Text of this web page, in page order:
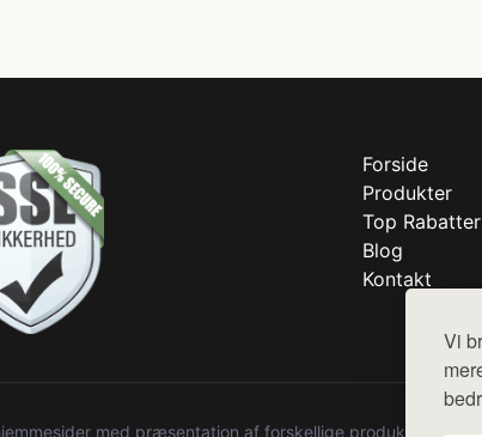
Vi
Forside
Produkter
Top Rabatter
Blog
Kontakt
med præsentation af forskellige produkter fra